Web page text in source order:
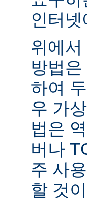
인터
위에
방법
하여
우 가
법은
버나
주 사
할 것